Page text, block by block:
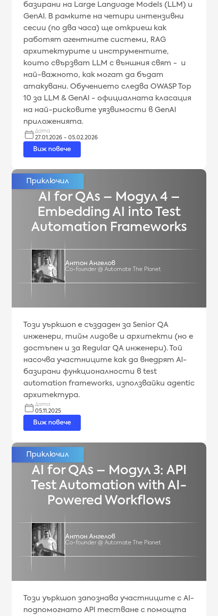
базирани на Large Language Models (LLM) и
GenAI. В рамките на четири интензивни
сесии (по два часа) ще откриеш как
работят агентните системи, RAG
архитектурите и инструментите,
които свързват LLM с външния свят - и
най-важното, как могат да бъдат
атакувани. Обучението следва OWASP Top
10 за LLM & GenAI - официалната класация
на най-рисковите уязвимости в GenAI
приложенията.
Дата
27.01.2026 - 05.02.2026
Виж повече
AI for QAs – Модул 4 –
Embedding AI into Test
Automation Frameworks
Антон Ангелов
Co-founder @ Automate The Planet
Този уъркшоп е създаден за Senior QA
инженери, тийм лидове и архитекти (но е
достъпен и за Regular QA инженери). Той
насочва участниците как да внедрят AI-
базирани функционалности в test
automation frameworks, използвайки agentic
архитектура.
Дата
05.11.2025
Виж повече
AI for QAs – Модул 3: API
Test Automation with AI-
Powered Workflows
Антон Ангелов
Co-founder @ Automate The Planet
Този уъркшоп запознава участниците с AI-
подпомогнато API тестване с помощта